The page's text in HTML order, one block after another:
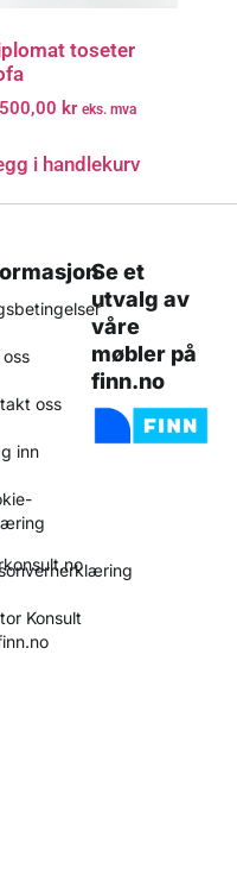
toseter
kr eks. mva
i handlekurv
oss
inn
Konsult
Se et
utvalg av
våre
møbler på
finn.no